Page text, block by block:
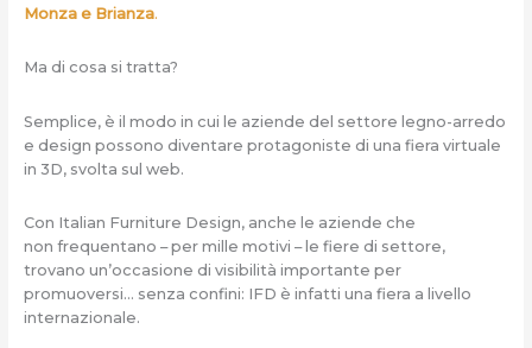
Monza e Brianza.
Ma di cosa si tratta?
Semplice, è il modo in cui le aziende del settore legno-arredo
e design possono diventare protagoniste di una fiera virtuale
in 3D, svolta sul web.
Con Italian Furniture Design, anche le aziende che
non frequentano – per mille motivi – le fiere di settore,
trovano un’occasione di visibilità importante per
promuoversi… senza confini: IFD è infatti una fiera a livello
internazionale.